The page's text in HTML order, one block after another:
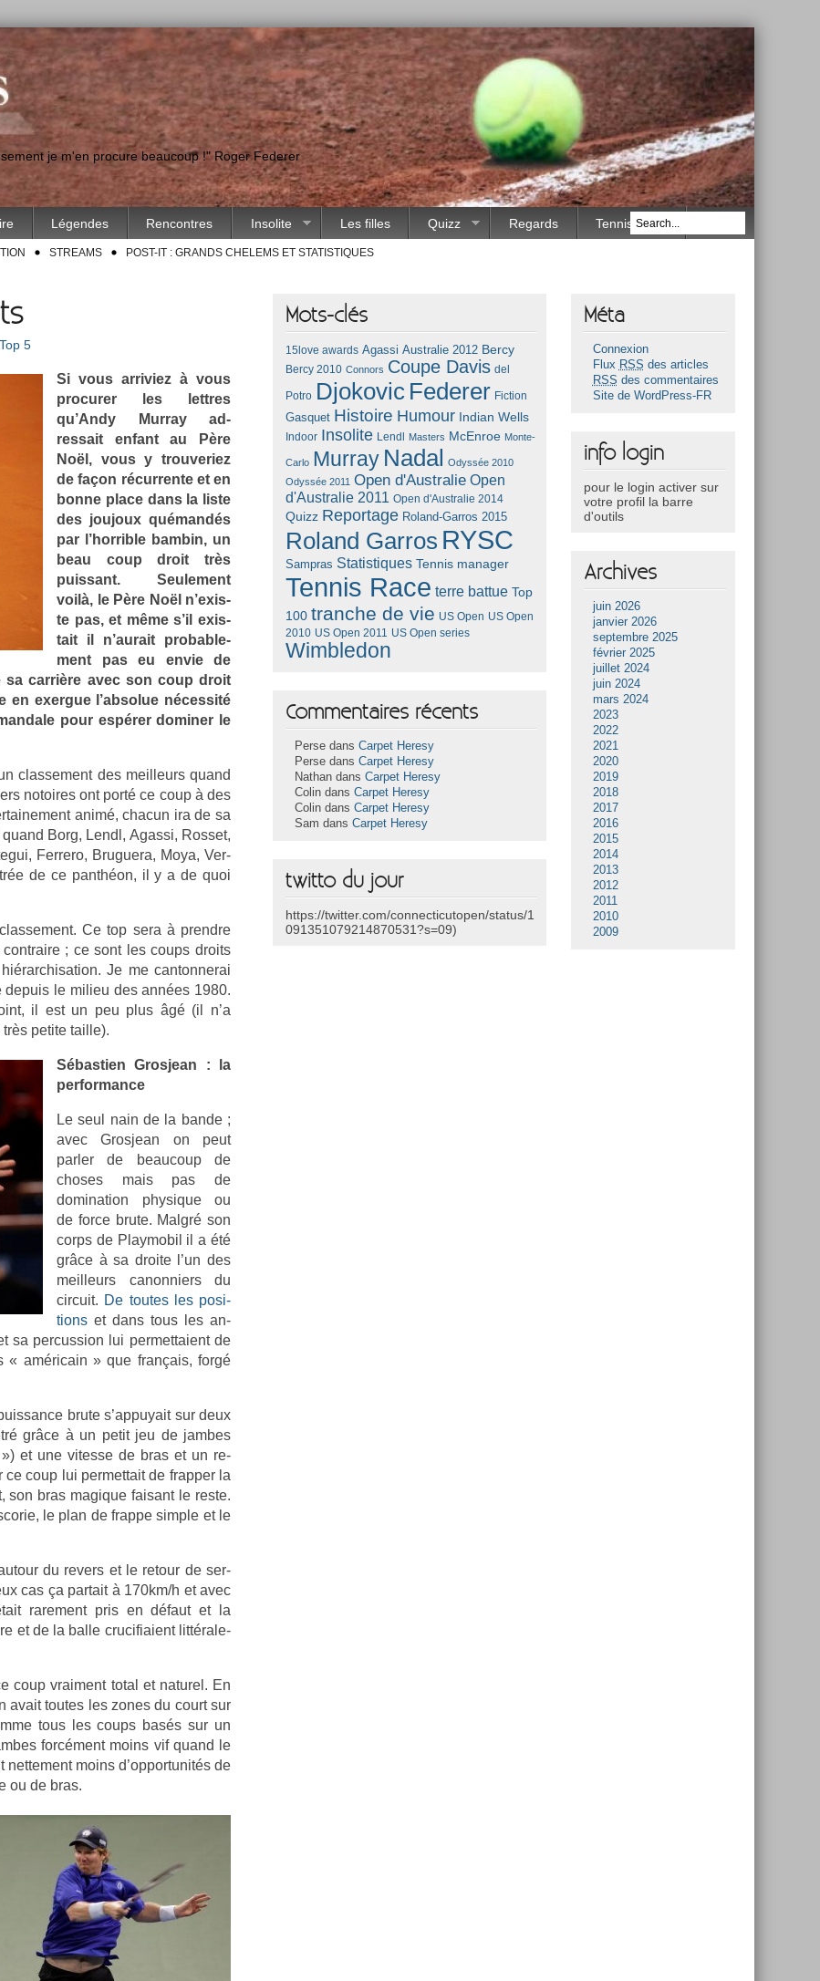
je m'en procure beaucoup !" Roger Federer
Légendes Rencontres Insolite Les filles Quizz Regards Tennis Race
STREAMS POST-IT : GRANDS CHELEMS ET STATISTIQUES
Top 5
Si vous ar­riviez à vous
pro­cur­er les lettres
qu’Andy Mur­ray ad­
ressait en­fant au Père
Noël, vous y trouveriez
de façon récur­rente et en
bonne place dans la liste
des joujoux quémandés
par l’hor­rible bam­bin, un
beau coup droit très
puis­sant. Seule­ment
voilà, le Père Noël n’exis­
te pas, et même s’il ex­is­
tait il n’aurait pro­bab­le­
ment pas eu envie de
carrière avec son coup droit
ex­er­gue l’ab­solue néces­sité
pour espérer domin­er le
clas­se­ment des meil­leurs quand
notoires ont porté ce coup à des
animé, chacun ira de sa
Borg, Lendl, Agas­si, Ros­set,
Fer­rero, Bruguera, Moya, Ver­
de ce panthéon, il y a de quoi
Ce top sera à pre­ndre
; ce sont les coups droits
Je me can­tonnerai
de­puis le milieu des années 1980.
il est un peu plus âgé (il n’a
petite tail­le).
Sébas­ti­en Gros­jean : la
per­for­mance
Le seul nain de la bande ;
avec Gros­jean on peut
parl­er de be­aucoup de
choses mais pas de
domina­tion physique ou
de force brute. Malgré son
corps de Playmobil il a été
grâce à sa droite l’un des
meil­leurs canon­ni­ers du
cir­cuit. De toutes les posi­
tions et dans tous les an­
sa per­cuss­ion lui per­met­taient de
« américain » que français, forgé
brute s’ap­puyait sur deux
grâce à un petit jeu de jam­bes
») et une vites­se de bras et un re­
coup lui per­met­tait de frapp­er la
son bras magique faisant le reste.
le plan de frap­pe sim­ple et le
du re­v­ers et le re­tour de ser­
cas ça par­tait à 170km/h et avec
rare­ment pris en défaut et la
et de la balle crucifiaient lit­térale­
coup vrai­ment total et naturel. En
avait toutes les zones du court sur
tous les coups basés sur un
forcément moins vif quand le
moins d’op­portunités de
ou de bras.
Mots-clés
15love awards Agassi Australie 2012 Bercy
Bercy 2010 Connors Coupe Davis del
Potro Djokovic Federer Fiction
Gasquet Histoire Humour Indian Wells
Indoor Insolite Lendl Masters McEnroe Monte-
Carlo Murray Nadal
Odyssée 2010
Odyssée 2011 Open d'Australie Open
d'Australie 2011 Open d'Australie 2014
Quizz Reportage Roland-Garros 2015
Roland Garros RYSC
Sampras Statistiques Tennis manager
Tennis Race terre battue Top
100 tranche de vie US Open US Open
2010 US Open 2011 US Open series
Wimbledon
Commentaires récents
Perse dansCarpet Heresy
Perse dansCarpet Heresy
Nathan dansCarpet Heresy
Colin dansCarpet Heresy
Colin dansCarpet Heresy
Sam dansCarpet Heresy
twitto du jour
https://twitter.com/connecticutopen/status/1
091351079214870531?s=09)
Méta
Connexion
Flux RSS des articles
RSS des commentaires
Site de WordPress-FR
info login
pour le login activer sur
votre profil la barre
d'outils
Archives
juin 2026
janvier 2026
septembre 2025
février 2025
juillet 2024
juin 2024
mars 2024
2023
2022
2021
2020
2019
2018
2017
2016
2015
2014
2013
2012
2011
2010
2009